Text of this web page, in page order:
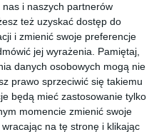
i naszych partnerów
też uzyskać dostęp do
i zmienić swoje preferencje
jej wyrażenia. Pamiętaj,
danych osobowych mogą nie
prawo sprzeciwić się takiemu
będą mieć zastosowanie tylko
momencie zmienić swoje
na tę stronę i klikając
UDOSTĘPNIJ
Mieszkanie z betonem i